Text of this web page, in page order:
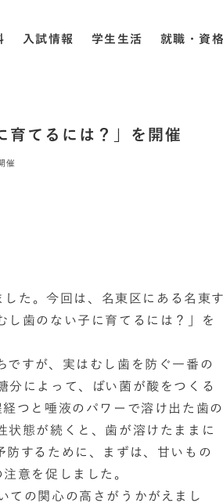
入試情報 学生生活 就職・資格
てるには？」を開催
催
た。今回は、名東区にある名東す
し歯のない子に育てるには？」を
ですが、実はむし歯を防ぐ一番の
分によって、ばい菌が酸をつくる
経つと唾液のパワーで溶け出た歯の
状態が続くと、歯が溶けたままに
するために、まずは、甘いもの
意を促しました。
ての関心の高さがうかがえまし